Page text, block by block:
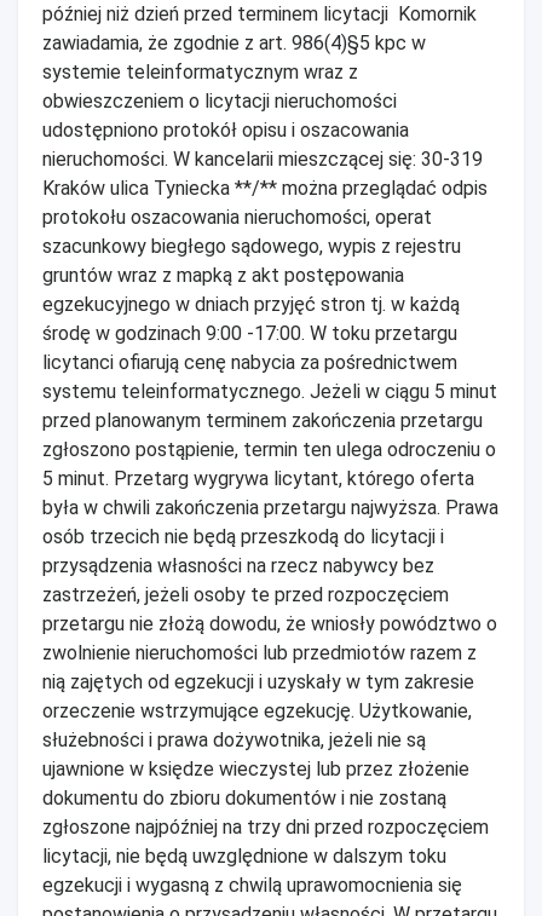
później niż dzień przed terminem licytacji Komornik
zawiadamia, że zgodnie z art. 986(4)§5 kpc w
systemie teleinformatycznym wraz z
obwieszczeniem o licytacji nieruchomości
udostępniono protokół opisu i oszacowania
nieruchomości. W kancelarii mieszczącej się: 30-319
Kraków ulica Tyniecka **/** można przeglądać odpis
protokołu oszacowania nieruchomości, operat
szacunkowy biegłego sądowego, wypis z rejestru
gruntów wraz z mapką z akt postępowania
egzekucyjnego w dniach przyjęć stron tj. w każdą
środę w godzinach 9:00 -17:00. W toku przetargu
licytanci ofiarują cenę nabycia za pośrednictwem
systemu teleinformatycznego. Jeżeli w ciągu 5 minut
przed planowanym terminem zakończenia przetargu
zgłoszono postąpienie, termin ten ulega odroczeniu o
5 minut. Przetarg wygrywa licytant, którego oferta
była w chwili zakończenia przetargu najwyższa. Prawa
osób trzecich nie będą przeszkodą do licytacji i
przysądzenia własności na rzecz nabywcy bez
zastrzeżeń, jeżeli osoby te przed rozpoczęciem
przetargu nie złożą dowodu, że wniosły powództwo o
zwolnienie nieruchomości lub przedmiotów razem z
nią zajętych od egzekucji i uzyskały w tym zakresie
orzeczenie wstrzymujące egzekucję. Użytkowanie,
służebności i prawa dożywotnika, jeżeli nie są
ujawnione w księdze wieczystej lub przez złożenie
dokumentu do zbioru dokumentów i nie zostaną
zgłoszone najpóźniej na trzy dni przed rozpoczęciem
licytacji, nie będą uwzględnione w dalszym toku
egzekucji i wygasną z chwilą uprawomocnienia się